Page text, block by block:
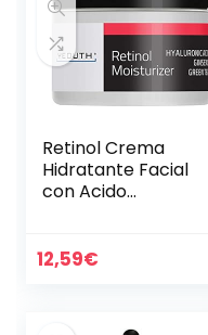
Retinol Crema
Hidratante Facial
con Acido
para Arrugas y
12,59€